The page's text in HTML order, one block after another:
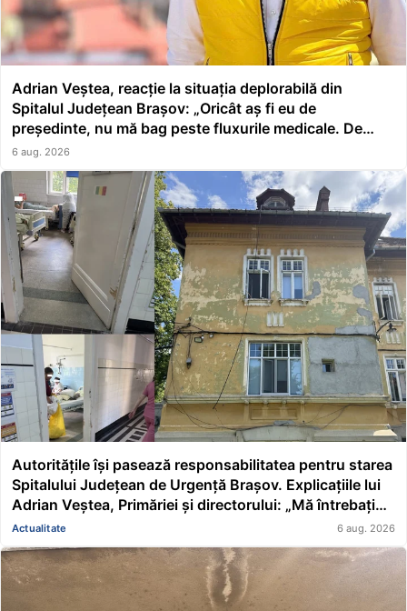
Adrian Veștea, reacție la situația deplorabilă din
Spitalul Județean Brașov: „Oricât aș fi eu de
președinte, nu mă bag peste fluxurile medicale. De
asta a făcut școală managerul”
6 aug. 2026
Autoritățile își pasează responsabilitatea pentru starea
Spitalului Județean de Urgență Brașov. Explicațiile lui
Adrian Veștea, Primăriei și directorului: „Mă întrebați
pe mine de ce nu s-au renovat în ultimii 36 de ani?”
Actualitate 6 aug. 2026